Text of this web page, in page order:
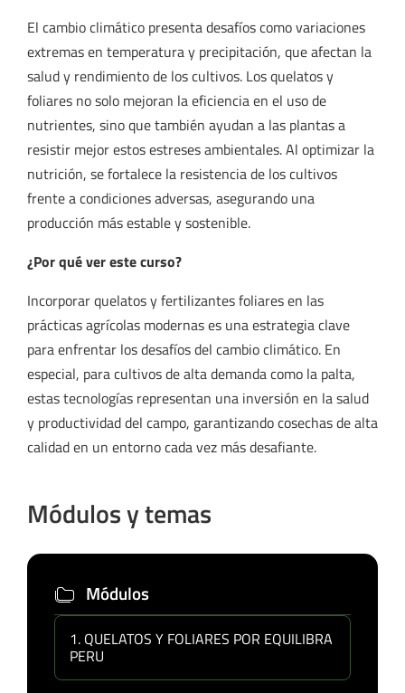
El cambio climático presenta desafíos como variaciones
extremas en temperatura y precipitación, que afectan la
salud y rendimiento de los cultivos. Los quelatos y
foliares no solo mejoran la eficiencia en el uso de
nutrientes, sino que también ayudan a las plantas a
resistir mejor estos estreses ambientales. Al optimizar la
nutrición, se fortalece la resistencia de los cultivos
frente a condiciones adversas, asegurando una
producción más estable y sostenible.
¿Por qué ver este curso?
Incorporar quelatos y fertilizantes foliares en las
prácticas agrícolas modernas es una estrategia clave
para enfrentar los desafíos del cambio climático. En
especial, para cultivos de alta demanda como la palta,
estas tecnologías representan una inversión en la salud
y productividad del campo, garantizando cosechas de alta
calidad en un entorno cada vez más desafiante.
Módulos y temas
Módulos
QUELATOS Y FOLIARES POR EQUILIBRA
PERU